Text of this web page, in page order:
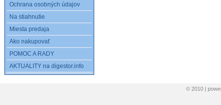
Ochrana osobných údajov
Na stiahnutie
Miesta predaja
Ako nakupovať
POMOC A RADY
AKTUALITY na digestor.info
© 2010 |